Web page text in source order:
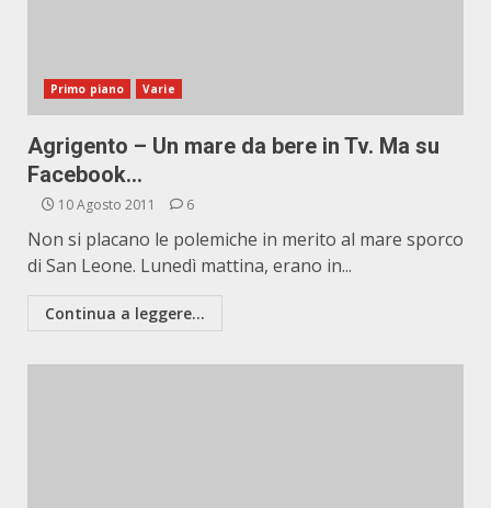
Primo piano Varie
Agrigento – Un mare da bere in Tv. Ma su
Facebook…
10 Agosto 2011 6
Non si placano le polemiche in merito al mare sporco
di San Leone. Lunedì mattina, erano in...
Continua a leggere...